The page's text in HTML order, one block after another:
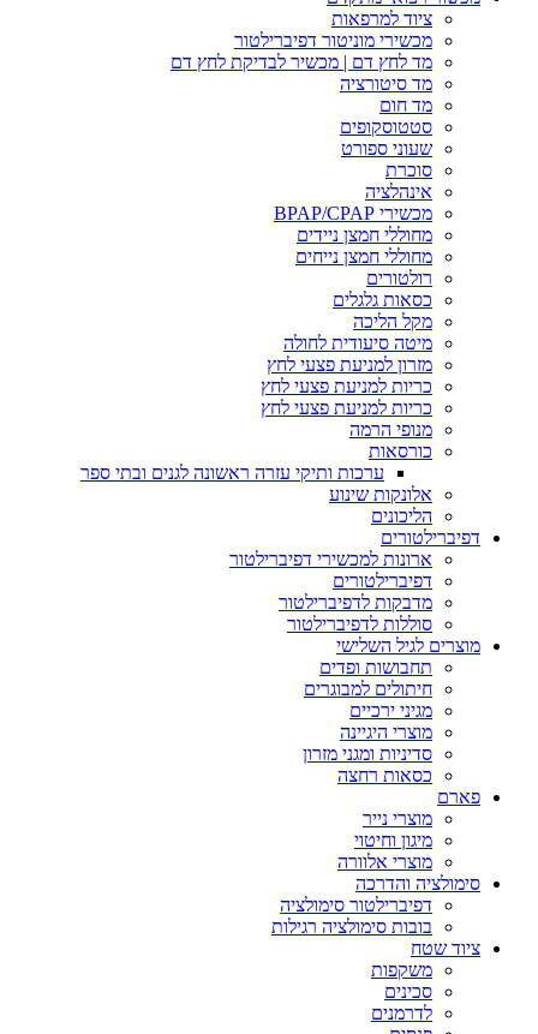
ציוד למרפאות
מכשירי מוניטור דפיברילטור
מד לחץ דם | מכשיר לבדיקת לחץ דם
מד סיטורציה
מד חום
סטטוסקופים
שעוני ספורט
סוכרת
אינהלציה
מכשירי BPAP/CPAP
מחוללי חמצן ניידים
מחוללי חמצן נייחים
רולטורים
כסאות גלגלים
מקל הליכה
מיטה סיעודית לחולה
מזרון למניעת פצעי לחץ
כריות למניעת פצעי לחץ
כריות למניעת פצעי לחץ
מנופי הרמה
כורסאות
ערכות ותיקי עזרה ראשונה לגנים ובתי ספר
אלונקות שינוע
הליכונים
דפיברילטורים
ארונות למכשירי דפיברילטור
דפיברילטורים
מדבקות לדפיברילטור
סוללות לדפיברילטור
מוצרים לגיל השלישי
תחבושות ופדים
חיתולים למבוגרים
מגיני ירכיים
מוצרי היגיינה
סדיניות ומגני מזרון
כסאות רחצה
פארם
מוצרי נייר
מיגון וחיטוי
מוצרי אלוורה
סימולציה והדרכה
דפיברילטור סימולציה
בובות סימולציה רגילות
ציוד שטח
משקפות
סכינים
לדרמנים